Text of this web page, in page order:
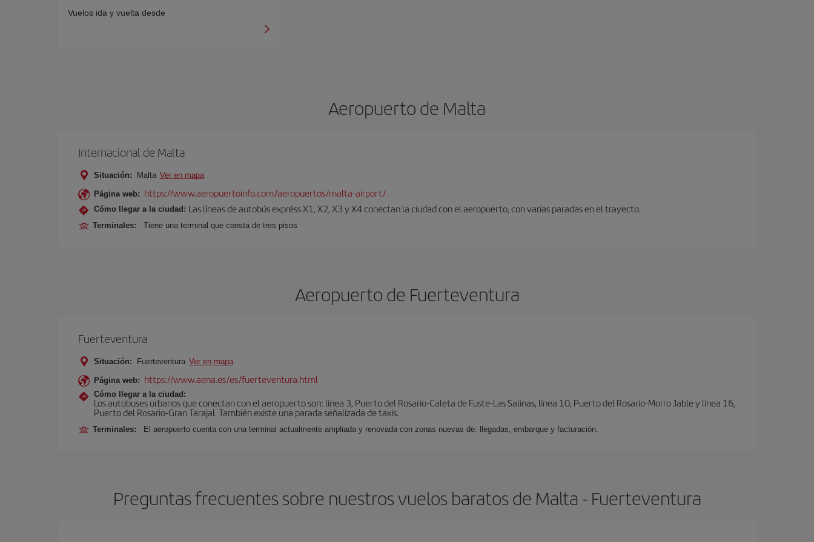
Vuelos ida y vuelta desde
Aeropuerto de Malta
Internacional de Malta
Situación: Malta Ver en mapa
Página web: https://www.aeropuertoinfo.com/aeropuertos/malta-airport/
Cómo llegar a la ciudad: Las líneas de autobús expréss X1, X2, X3 y X4 conectan la ciudad con el aeropuerto, con varias paradas en el trayecto.
Terminales: Tiene una terminal que consta de tres pisos
Aeropuerto de Fuerteventura
Fuerteventura
Situación: Fuerteventura Ver en mapa
Página web: https://www.aena.es/es/fuerteventura.html
Cómo llegar a la ciudad:
Los autobuses urbanos que conectan con el aeropuerto son: línea 3, Puerto del Rosario-Caleta de Fuste-Las Salinas, línea 10, Puerto del Rosario-Morro Jable y línea 16,
Puerto del Rosario-Gran Tarajal. También existe una parada señalizada de taxis.
Terminales: El aeropuerto cuenta con una terminal actualmente ampliada y renovada con zonas nuevas de: llegadas, embarque y facturación.
Preguntas frecuentes sobre nuestros vuelos baratos de Malta - Fuerteventura